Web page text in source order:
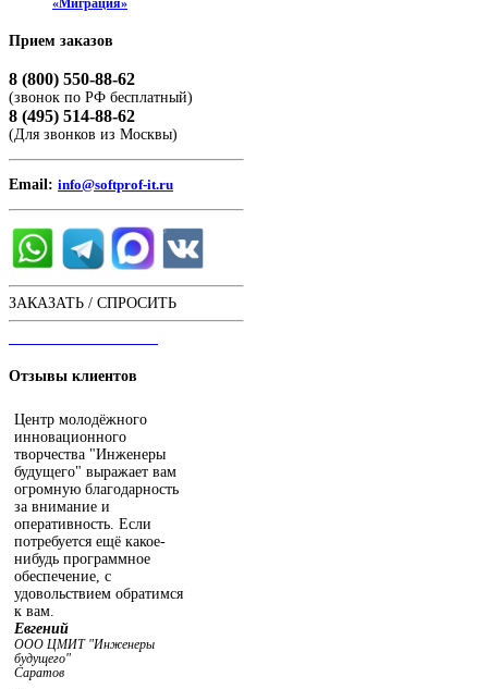
«Миграция»
Прием заказов
8 (800) 550-88-62
(звонок по РФ бесплатный)
8 (495) 514-88-62
(Для звонков из Москвы)
Email: info@softprof-it.ru
ЗАКАЗАТЬ / СПРОСИТЬ
Отзывы клиентов
Центр молодёжного
инновационного
творчества "Инженеры
будущего" выражает вам
огромную благодарность
за внимание и
оперативность. Если
потребуется ещё какое-
нибудь программное
обеспечение, с
удовольствием обратимся
к вам.
Евгений
ООО ЦМИТ "Инженеры
будущего"
Саратов